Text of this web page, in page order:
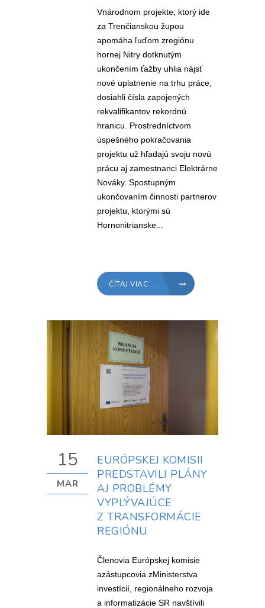
Vnárodnom projekte, ktorý ide
za Trenčianskou župou
apomáha ľuďom zregiónu
hornej Nitry dotknutým
ukončením ťažby uhlia nájsť
nové uplatnenie na trhu práce,
dosiahli čísla zapojených
rekvalifikantov rekordnú
hranicu. Prostredníctvom
úspešného pokračovania
projektu už hľadajú svoju novú
prácu aj zamestnanci Elektrárne
Nováky. Spostupným
ukončovaním činnosti partnerov
projektu, ktorými sú
Hornonitrianske...
ČÍTAJ VIAC ...
15
MAR
EURÓPSKEJ KOMISII
PREDSTAVILI PLÁNY
AJ PROBLÉMY
VYPLÝVAJÚCE
Z TRANSFORMÁCIE
REGIÓNU
Členovia Európskej komisie
azástupcovia zMinisterstva
investícií, regionálneho rozvoja
a informatizácie SR navštívili